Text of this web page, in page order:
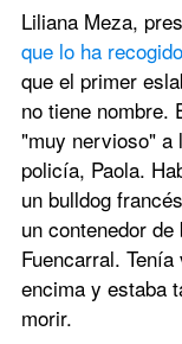
Liliana Meza,
que lo ha
que el primer
no tiene nombre.
"muy nervioso" a
policía, Paola.
un bulldog
un contenedor
Fuencarral.
encima y estaba
morir.